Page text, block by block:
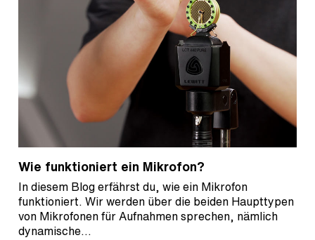
Wie funktioniert ein Mikrofon?
In diesem Blog erfährst du, wie ein Mikrofon
funktioniert. Wir werden über die beiden Haupttypen
von Mikrofonen für Aufnahmen sprechen, nämlich
dynamische…